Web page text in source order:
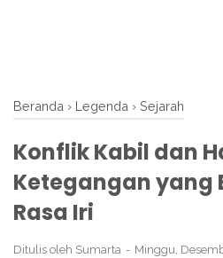
Beranda › Legenda › Sejarah
Konflik Kabil dan
Ketegangan yang
Rasa Iri
Ditulis oleh Sumarta
Minggu,